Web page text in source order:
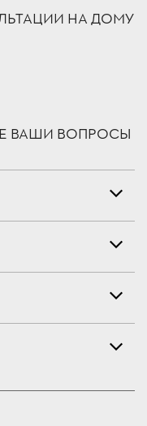
НА ДОМУ
ВАШИ ВОПРОСЫ